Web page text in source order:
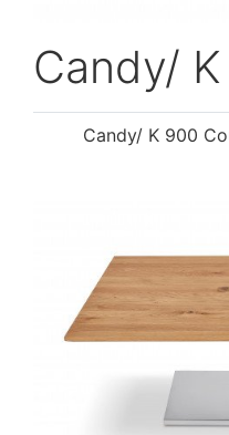
Candy/
Candy/ K 900